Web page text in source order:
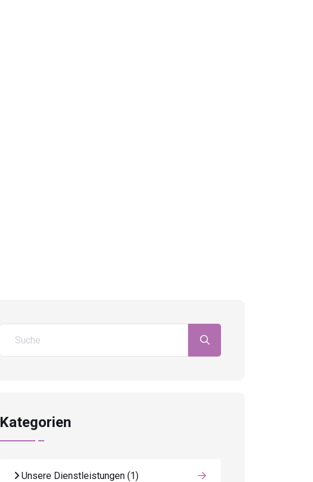
Kategorien
Unsere Dienstleistungen (1)